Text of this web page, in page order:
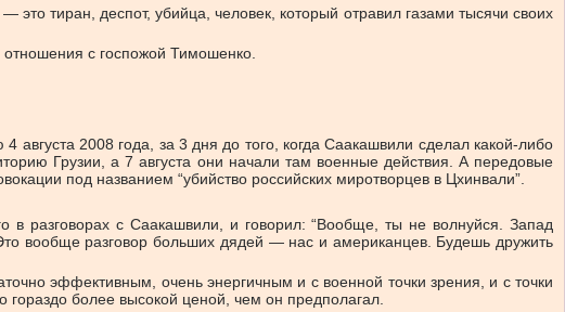
тиран, деспот, убийца, человек, который отравил газами тысячи своих
отношения с госпожой Тимошенко.
2008 года, за 3 дня до того, когда Саакашвили сделал какой-либо
Грузии, а 7 августа они начали там военные действия. А передовые
под названием “убийство российских миротворцев в Цхинвали”.
разговорах с Саакашвили, и говорил: “Вообще, ты не волнуйся. Запад
вообще разговор больших дядей — нас и американцев. Будешь дружить
эффективным, очень энергичным и с военной точки зрения, и с точки
более высокой ценой, чем он предполагал.